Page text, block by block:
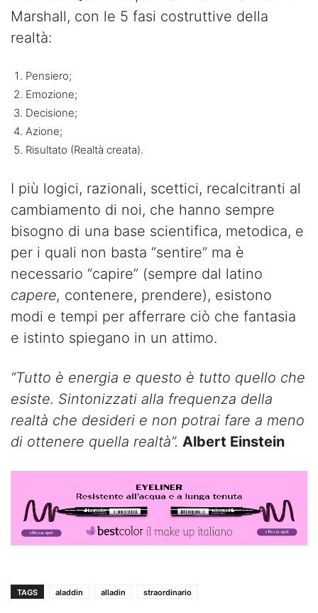
Marshall, con le 5 fasi costruttive della
realtà:
Pensiero;
Emozione;
Decisione;
Azione;
Risultato (Realtà creata).
I più logici, razionali, scettici, recalcitranti al
cambiamento di noi, che hanno sempre
bisogno di una base scientifica, metodica, e
per i quali non basta “sentire” ma è
necessario “capire” (sempre dal latino
capere, contenere, prendere), esistono
modi e tempi per afferrare ciò che fantasia
e istinto spiegano in un attimo.
“Tutto è energia e questo è tutto quello che
esiste. Sintonizzati alla frequenza della
realtà che desideri e non potrai fare a meno
di ottenere quella realtà”. Albert Einstein
TAGS aladdin alladin straordinario